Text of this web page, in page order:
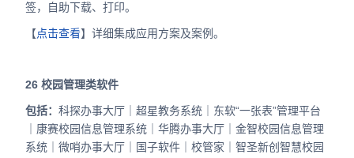
签，自助下载、打印。
【点击查看】详细集成应用方案及案例。
26 校园管理类软件
包括： 科探办事大厅｜超星教务系统｜东软“一张表”管理平台
｜康赛校园信息管理系统｜华腾办事大厅｜金智校园信息管理
系统｜微哨办事大厅｜国子软件｜校管家｜智圣新创智慧校园